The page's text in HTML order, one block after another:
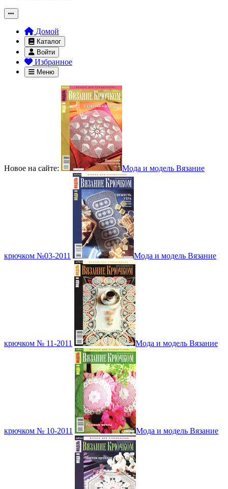
Домой
Каталог
Войти
Избранное
Меню
Новое на сайте: Мода и модель Вязание
крючком №03-2011 Мода и модель Вязание
крючком № 11-2011 Мода и модель Вязание
крючком № 10-2011 Мода и модель Вязание